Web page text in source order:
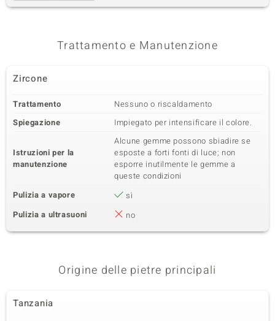
Trattamento e Manutenzione
Zircone
Trattamento
Nessuno o riscaldamento
Spiegazione
Impiegato per intensificare il colore.
Istruzioni per la
manutenzione
Alcune gemme possono sbiadire se
esposte a forti fonti di luce; non
esporre inutilmente le gemme a
queste condizioni
Pulizia a vapore
sì
Pulizia a ultrasuoni
no
Origine delle pietre principali
Tanzania